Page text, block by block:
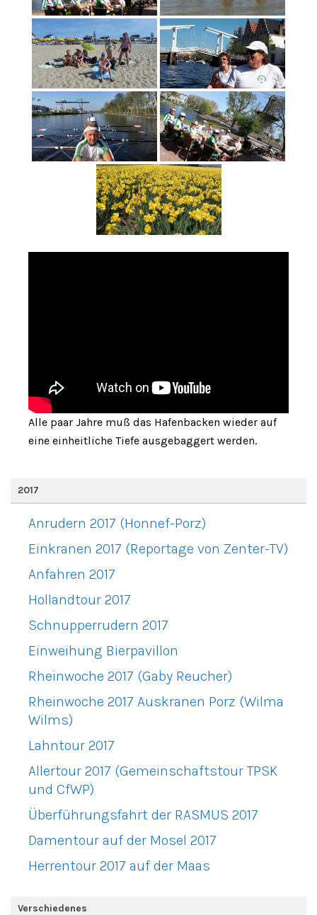
Alle paar Jahre muß das Hafenbacken wieder auf
eine einheitliche Tiefe ausgebaggert werden.
2017
Anrudern 2017 (Honnef-Porz)
Einkranen 2017 (Reportage von Zenter-TV)
Anfahren 2017
Hollandtour 2017
Schnupperrudern 2017
Einweihung Bierpavillon
Rheinwoche 2017 (Gaby Reucher)
Rheinwoche 2017 Auskranen Porz (Wilma
Wilms)
Lahntour 2017
Allertour 2017 (Gemeinschaftstour TPSK
und CfWP)
Überführungsfahrt der RASMUS 2017
Damentour auf der Mosel 2017
Herrentour 2017 auf der Maas
Verschiedenes